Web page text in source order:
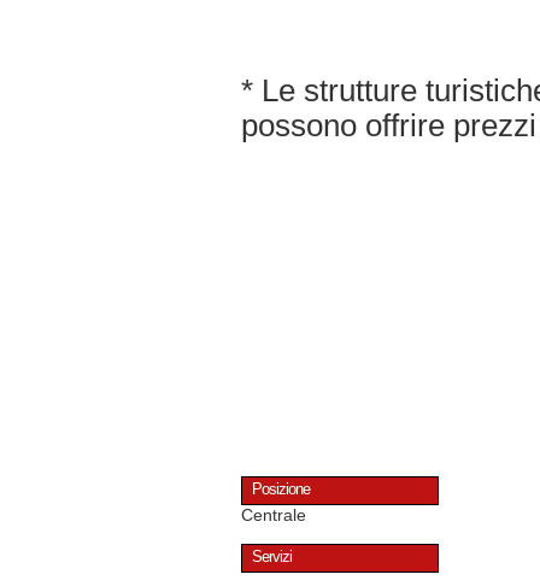
* Le strutture
possono offrire
Posizione
Centrale
Servizi